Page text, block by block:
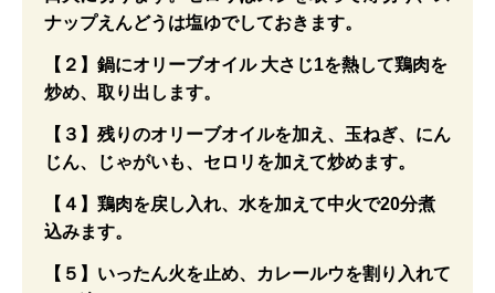
ナップえんどうは塩ゆでしておきます。
【２】鍋にオリーブオイル 大さじ1を熱して鶏肉を
炒め、取り出します。
【３】残りのオリーブオイルを加え、玉ねぎ、にん
じん、じゃがいも、セロリを加えて炒めます。
【４】鶏肉を戻し入れ、水を加えて中火で20分煮
込みます。
【５】いったん火を止め、カレールウを割り入れて